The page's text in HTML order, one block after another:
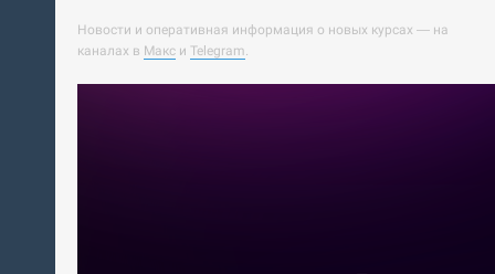
Новости и оперативная информация о новых курсах — на
каналах в Макс и Telegram.